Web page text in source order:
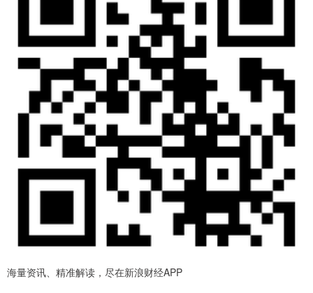
海量资讯、精准解读，尽在新浪财经APP